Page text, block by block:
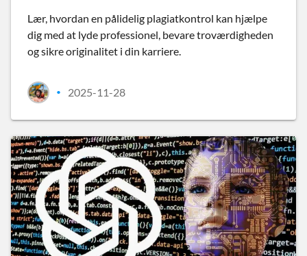
Lær, hvordan en pålidelig plagiatkontrol kan hjælpe
dig med at lyde professionel, bevare troværdigheden
og sikre originalitet i din karriere.
• 2025-11-28